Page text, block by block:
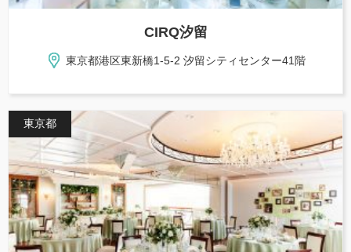
CIRQ汐留
東京都港区東新橋1-5-2 汐留シティセンター41階
東京都